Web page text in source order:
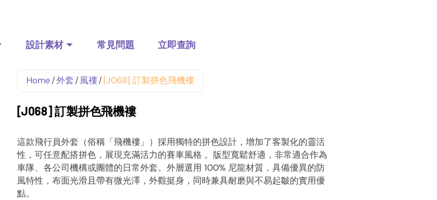
設計素材 常見問題 立即查詢
Home /外套 /風褸/[J068] 訂製拼色飛機褸
[J068] 訂製拼色飛機褸
這款飛行員外套（俗稱「飛機褸」）採用獨特的拼色設計，增加了客製化的靈活
性，可任意配搭拼色，展現充滿活力的賽車風格 。版型寬鬆舒適，非常適合作為
車隊、各公司機構或團體的日常外套。外層選用 100% 尼龍材質，具備優異的防
風特性，布面光滑且帶有微光澤，外觀挺身，同時兼具耐磨與不易起皺的實用優
點。